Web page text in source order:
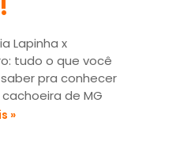
Lapinha x
tudo o que você
pra conhecer
de MG
»